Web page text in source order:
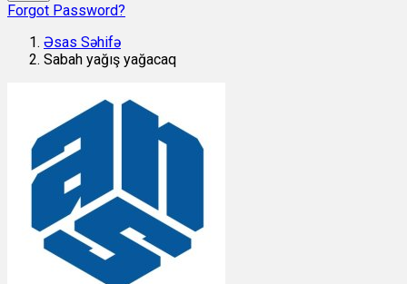
Forgot Password?
Əsas Səhifə
Sabah yağış yağacaq